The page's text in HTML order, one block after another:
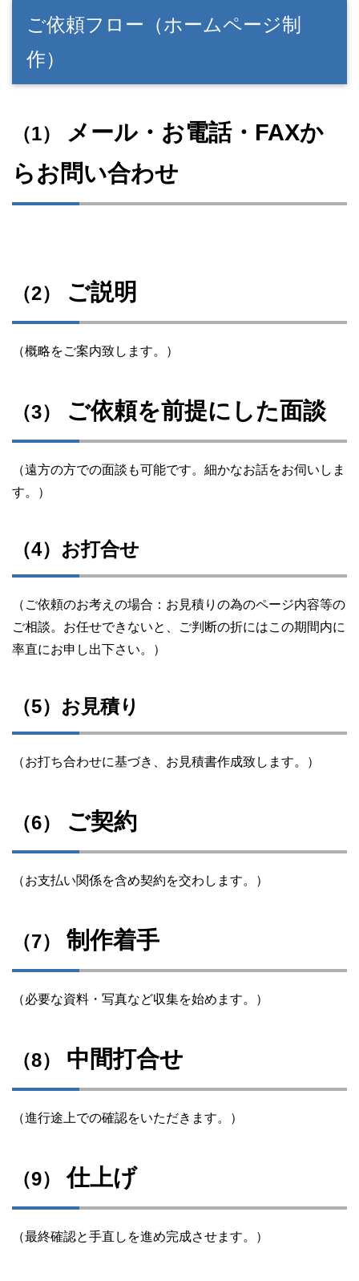
ご依頼フロー（ホームページ制
作）
（1）
メール・お電話・FAXか
らお問い合わせ
（2） ご説明
（概略をご案内致します。）
（3） ご依頼を前提にした面談
（遠方の方での面談も可能です。細かなお話をお伺いしま
す。）
（4）お打合せ
（ご依頼のお考えの場合：お見積りの為のページ内容等の
ご相談。お任せできないと、ご判断の折にはこの期間内に
率直にお申し出下さい。）
（5）お見積り
（お打ち合わせに基づき、お見積書作成致します。）
（6） ご契約
（お支払い関係を含め契約を交わします。）
（7） 制作着手
（必要な資料・写真など収集を始めます。）
（8） 中間打合せ
（進行途上での確認をいただきます。）
（9）仕上げ
（最終確認と手直しを進め完成させます。）